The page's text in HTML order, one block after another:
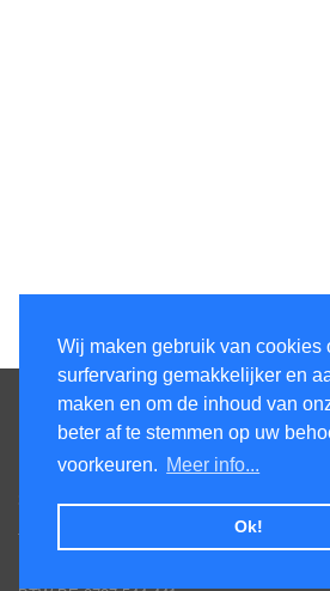
Wij maken gebruik van cookies
surfervaring gemakkelijker en
maken en om de inhoud van
beter af te stemmen op uw
voorkeuren. Meer info...
Ok!
Contacteer ons
Honsdonkstraat 25A
3120 Tremelo
Tel. 016/60.93.00 - 0475/620.520